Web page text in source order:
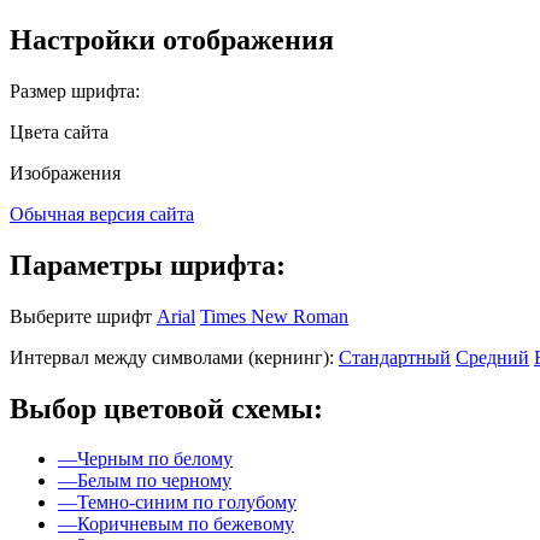
Настройки отображения
Размер шрифта:
Цвета сайта
Изображения
Обычная версия сайта
Параметры шрифта:
Выберите шрифт Arial Times New Roman
Интервал между символами (кернинг): Стандартный Средний
Выбор цветовой схемы:
—Черным по белому
—Белым по черному
—Темно-синим по голубому
—Коричневым по бежевому